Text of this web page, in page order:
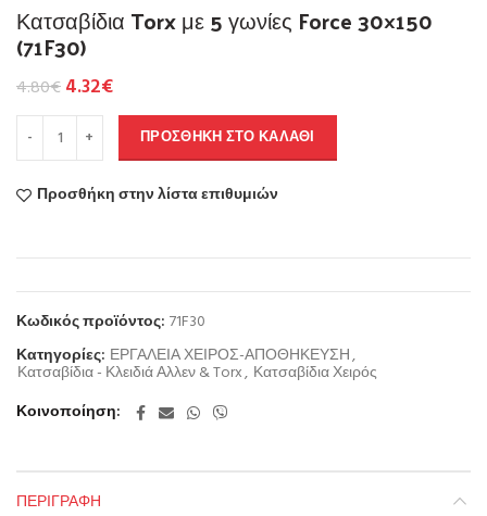
Κατσαβίδια Torx με 5 γωνίες Force 30×150
(71F30)
4.80€4.32€
ΠΡΟΣΘΉΚΗ ΣΤΟ ΚΑΛΆΘΙ
Προσθήκη στην λίστα επιθυμιών
Κωδικός προϊόντος: 71F30
Κατηγορίες: ΕΡΓΑΛΕΙΑ ΧΕΙΡΟΣ-ΑΠΟΘΗΚΕΥΣΗ,
Κατσαβίδια - Κλειδιά Αλλεν & Torx, Κατσαβίδια Χειρός
Κοινοποίηση
ΠΕΡΙΓΡΑΦΉ